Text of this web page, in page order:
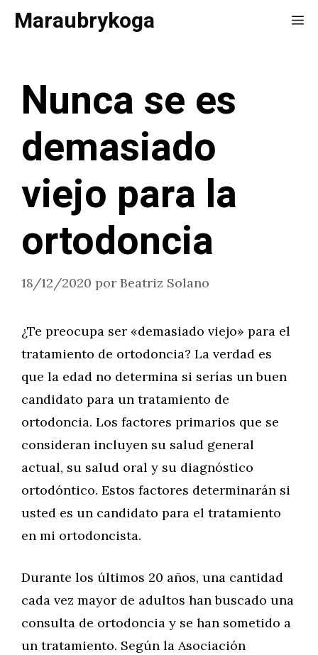
SaltarMaraubrykoga
Nunca se es
demasiado
viejo para la
ortodoncia
18/12/2020 por Beatriz Solano
¿Te preocupa ser «demasiado viejo» para el
tratamiento de ortodoncia? La verdad es
que la edad no determina si serías un buen
candidato para un tratamiento de
ortodoncia. Los factores primarios que se
consideran incluyen su salud general
actual, su salud oral y su diagnóstico
ortodóntico. Estos factores determinarán si
usted es un candidato para el tratamiento
en mi ortodoncista.
Durante los últimos 20 años, una cantidad
cada vez mayor de adultos han buscado una
consulta de ortodoncia y se han sometido a
un tratamiento. Según la Asociación